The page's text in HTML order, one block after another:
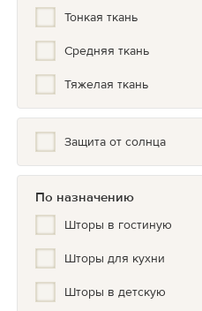
Зигзаг
Золото, Серебро, Бронза
Иллюстрация
Кантри
Классический
Тонкая ткань
Средняя ткань
Тяжелая ткань
Защита от солнца
По назначению
Шторы в гостиную
Шторы для кухни
Шторы в детскую